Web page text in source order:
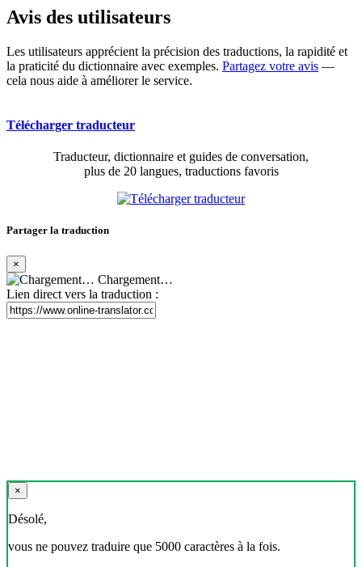
Avis des utilisateurs
Les utilisateurs apprécient la précision des traductions, la rapidité et
la praticité du dictionnaire avec exemples. Partagez votre avis —
cela nous aide à améliorer le service.
Télécharger traducteur
Traducteur, dictionnaire et guides de conversation,
plus de 20 langues, traductions favoris
Partager la traduction
×
Chargement…
Lien direct vers la traduction :
×
Désolé,
vous ne pouvez traduire que 5000 caractères à la fois.